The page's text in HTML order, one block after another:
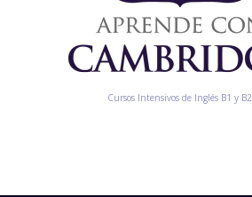
Cursos Intensivos de Inglés B1 y B2